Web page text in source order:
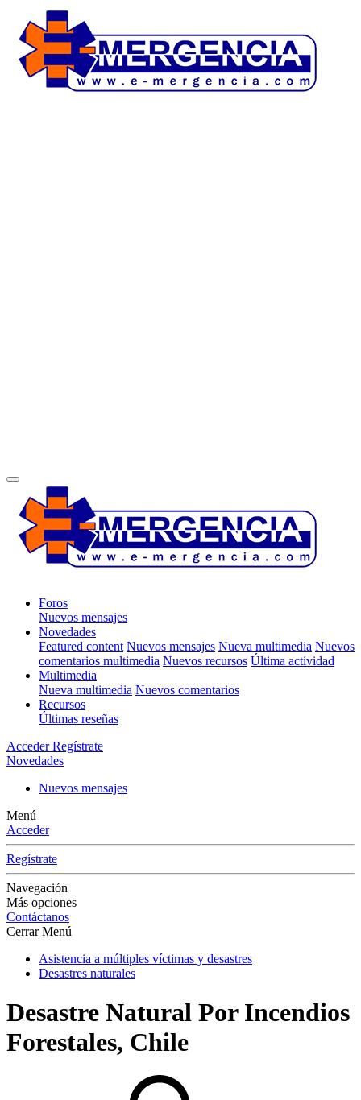
Foros
Nuevos mensajes
Novedades
Featured content Nuevos mensajes Nueva multimedia Nuevos
comentarios multimedia Nuevos recursos Última actividad
Multimedia
Nueva multimedia Nuevos comentarios
Recursos
Últimas reseñas
Acceder Regístrate
Novedades
Nuevos mensajes
Menú
Acceder
Regístrate
Navegación
Más opciones
Contáctanos
Cerrar Menú
Asistencia a múltiples víctimas y desastres
Desastres naturales
Desastre Natural Por Incendios
Forestales, Chile